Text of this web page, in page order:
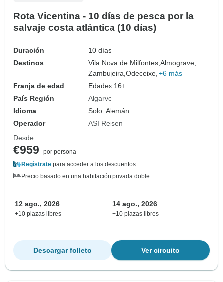
Rota Vicentina - 10 días de pesca por la
salvaje costa atlántica (10 días)
Duración
10 días
Destinos
Vila Nova de Milfontes,Almograve,
Zambujeira,Odeceixe, +6 más
Franja de edad
Edades 16+
País Región
Algarve
Idioma
Solo: Alemán
Operador
ASI Reisen
Desde
€959
por persona
Regístrate para acceder a los descuentos
Precio basado en una habitación privada doble
12 ago., 2026
+10 plazas libres
14 ago., 2026
+10 plazas libres
Ver circuito
Descargar folleto